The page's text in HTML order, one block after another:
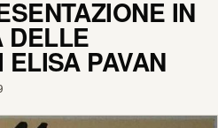
IN
DELLE
PAVAN